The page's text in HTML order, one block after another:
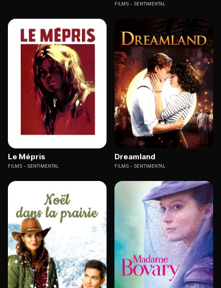
FILMS SENTIMENTAL
Le Mépris
FILMS SENTIMENTAL
Dreamland
FILMS SENTIMENTAL